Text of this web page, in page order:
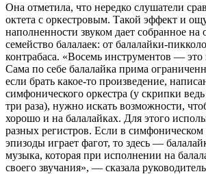
Она отметила, что нередко слушатели
октета с оркестровым. Такой эффект и
наполненности звуком дает собранное на
семейство балалаек: от балалайки-
контрабаса. «Восемь инструментов — это
Сама по себе балалайка прима
если брать какое-то произведение,
симфонического оркестра (у скрипки
три раза), нужно искать возможности,
хорошо и на балалайках. Для этого
разных регистров. Если в симфоническом
эпизоды играет фагот, то здесь —
музыка, которая при исполнении на
своего звучания», — сказала